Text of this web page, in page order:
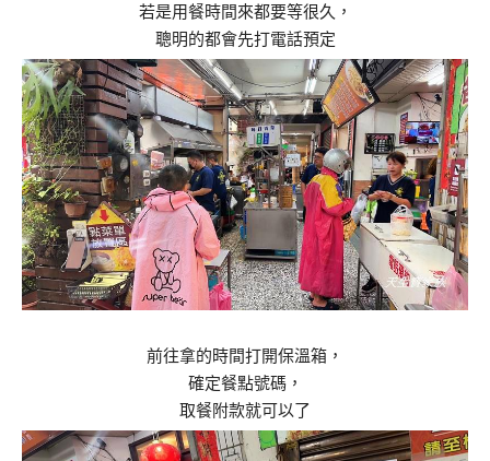
若是用餐時間來都要等很久，
聰明的都會先打電話預定
前往拿的時間打開保溫箱，
確定餐點號碼，
取餐附款就可以了